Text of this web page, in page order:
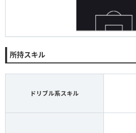
所持スキル
ドリブル系スキル